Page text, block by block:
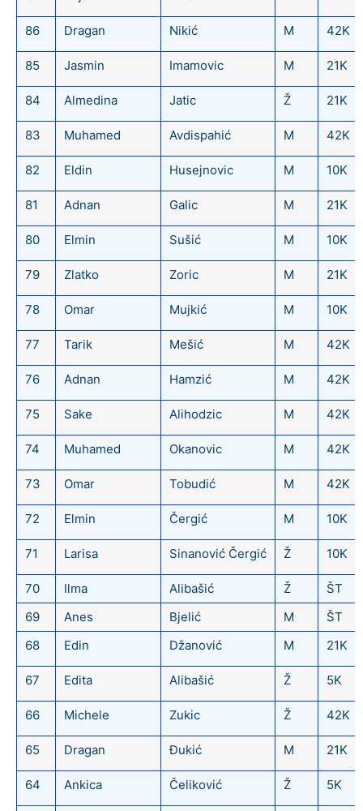
86 Dragan Nikić M 42K
85 Jasmin Imamovic M 21K
84 Almedina Jatic Ž 21K
83 Muhamed Avdispahić M 42K
82 Eldin Husejnovic M 10K
81 Adnan Galic M 21K
80 Elmin Sušić M 10K
79 Zlatko Zoric M 21K
78 Omar Mujkić M 10K
77 Tarik Mešić M 42K
76 Adnan Hamzić M 42K
75 Sake Alihodzic M 42K
74 Muhamed Okanovic M 42K
73 Omar Tobudić M 42K
72 Elmin Čergić M 10K
71 Larisa Sinanović Čergić Ž 10K
70 Ilma Alibašić Ž
ŠT
69
Anes Bjelić M
ŠT
68
Edin Džanović M 21K
67 Edita Alibašić Ž 5K
66 Michele Zukic Ž 42K
65 Dragan Đukić M 21K
64 Ankica Čeliković Ž 5K